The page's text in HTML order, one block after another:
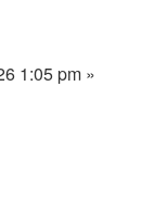
1:05 pm »